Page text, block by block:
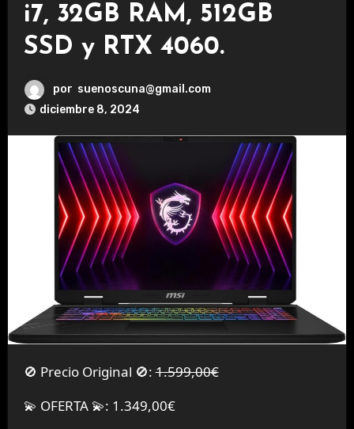
i7, 32GB RAM, 512GB
SSD y RTX 4060.
por suenoscuna@gmail.com
diciembre 8, 2024
🚫 Precio Original 🚫:1.599,00€
💫 OFERTA 💫: 1.349,00€